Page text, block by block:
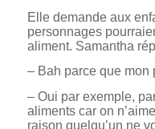
Elle demande aux
personnages
aliment. Samantha
– Bah parce que mon
– Oui par exemple,
aliments car on
raison quelqu’un ne